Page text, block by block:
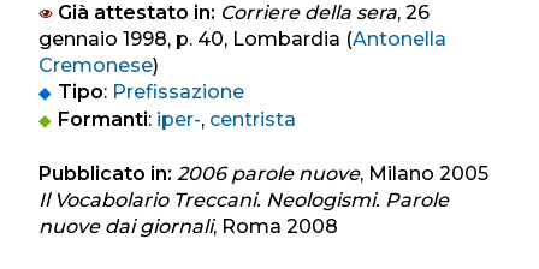
Già attestato in: Corriere della sera, 26
gennaio 1998, p. 40, Lombardia (Antonella
Cremonese)
Tipo: Prefissazione
Formanti: iper-, centrista
Pubblicato in: 2006 parole nuove, Milano 2005
Il Vocabolario Treccani. Neologismi. Parole
nuove dai giornali, Roma 2008